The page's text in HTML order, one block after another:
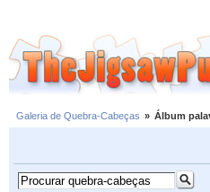
Galeria de Quebra-Cabeças » Álbum